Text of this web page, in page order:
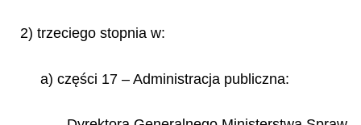
2) trzeciego stopnia w:
a) części 17 – Administracja publiczna: